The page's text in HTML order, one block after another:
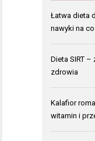
Łatwa dieta
nawyki na
Dieta SIRT
zdrowia
Kalafior
witamin i